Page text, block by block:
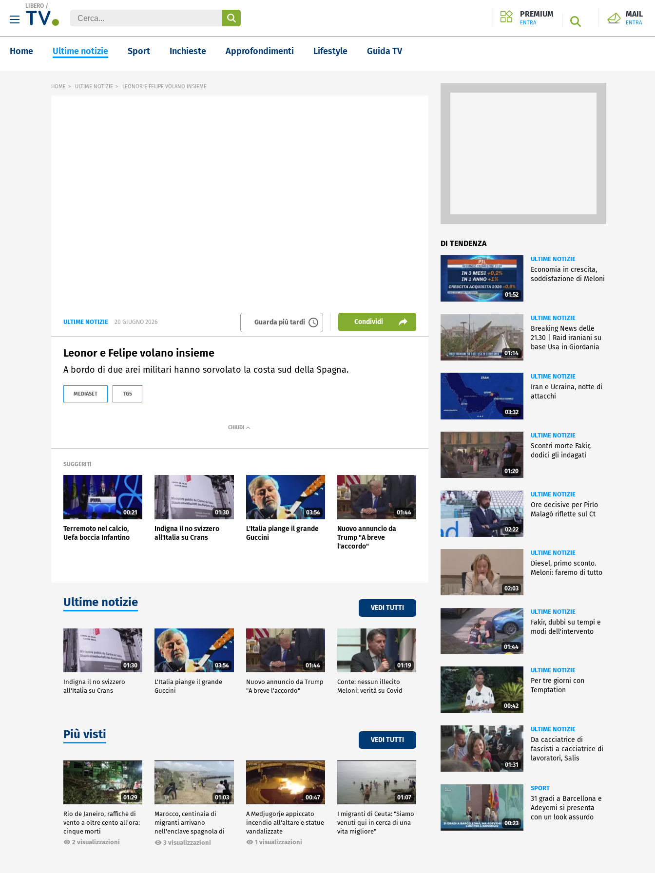
LIBERO /
PREMIUM
ENTRA SEARCH
MAIL
ENTRA
Home Ultime notizie Sport Inchieste Approfondimenti Lifestyle Guida TV
HOME ULTIME NOTIZIE LEONOR E FELIPE VOLANO INSIEME
ULTIME NOTIZIE 20 GIUGNO 2026 Guarda più tardi Condividi
Leonor e Felipe volano insieme
A bordo di due arei militari hanno sorvolato la costa sud della Spagna.
MEDIASET TG5
SUGGERITI
00:21
Terremoto nel calcio,
Uefa boccia Infantino
01:30
Indigna il no svizzero
all'Italia su Crans
03:54
L'Italia piange il grande
Guccini
01:44
Nuovo annuncio da
Trump "A breve
l'accordo"
Ultime notizie VEDI TUTTI
01:30
Indigna il no svizzero
all'Italia su Crans
03:54
L'Italia piange il grande
Guccini
01:44
Nuovo annuncio da Trump
"A breve l'accordo"
01:19
Conte: nessun illecito
Meloni: verità su Covid
Più visti VEDI TUTTI
01:29
Rio de Janeiro, raffiche di
vento a oltre cento all'ora:
cinque morti
2 visualizzazioni
01:03
Marocco, centinaia di
migranti arrivano
nell'enclave spagnola di
Ceuta3 visualizzazioni
00:47
A Medjugorje appiccato
incendio all'altare e statue
vandalizzate
1 visualizzazioni
01:07
I migranti di Ceuta: "Siamo
venuti qui in cerca di una
vita migliore"
DI TENDENZA
01:52
ULTIME NOTIZIE
Economia in crescita,
soddisfazione di Meloni
01:14
ULTIME NOTIZIE
Breaking News delle
21.30 | Raid iraniani su
base Usa in Giordania
03:32
ULTIME NOTIZIE
Iran e Ucraina, notte di
attacchi
01:20
ULTIME NOTIZIE
Scontri morte Fakir,
dodici gli indagati
02:22
ULTIME NOTIZIE
Ore decisive per Pirlo
Malagò riflette sul Ct
02:03
ULTIME NOTIZIE
Diesel, primo sconto.
Meloni: faremo di tutto
01:44
ULTIME NOTIZIE
Fakir, dubbi su tempi e
modi dell'intervento
00:42
ULTIME NOTIZIE
Per tre giorni con
Temptation
01:31
ULTIME NOTIZIE
Da cacciatrice di
fascisti a cacciatrice di
lavoratori, Salis
00:23
SPORT
31 gradi a Barcellona e
Adeyemi si presenta
con un look assurdo